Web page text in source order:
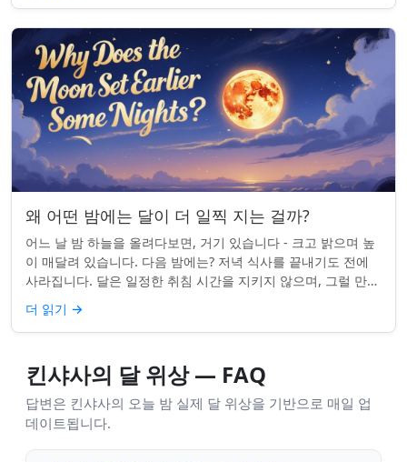
왜 어떤 밤에는 달이 더 일찍 지는 걸까?
어느 날 밤 하늘을 올려다보면, 거기 있습니다 - 크고 밝으며 높
이 매달려 있습니다. 다음 밤에는? 저녁 식사를 끝내기도 전에
사라집니다. 달은 일정한 취침 시간을 지키지 않으며, 그럴 만한
좋은 이유가 있습니다. ...
더 읽기 →
킨샤사의 달 위상 — FAQ
답변은 킨샤사의 오늘 밤 실제 달 위상을 기반으로 매일 업
데이트됩니다.